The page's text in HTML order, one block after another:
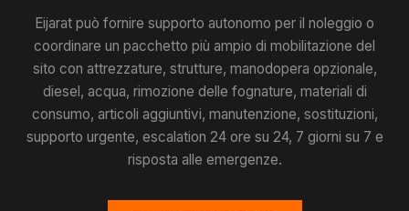
Eijarat può fornire supporto autonomo per il noleggio o
coordinare un pacchetto più ampio di mobilitazione del
sito con attrezzature, strutture, manodopera opzionale,
diesel, acqua, rimozione delle fognature, materiali di
consumo, articoli aggiuntivi, manutenzione, sostituzioni,
supporto urgente, escalation 24 ore su 24, 7 giorni su 7 e
risposta alle emergenze.